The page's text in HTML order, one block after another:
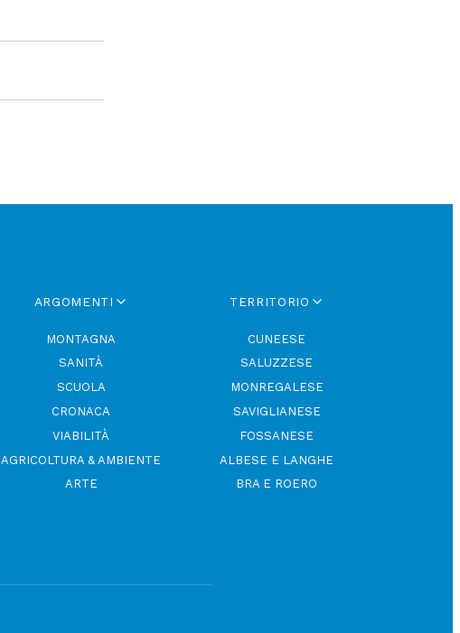
ARGOMENTI
MONTAGNA
SANITÀ
SCUOLA
CRONACA
VIABILITÀ
AGRICOLTURA & AMBIENTE
ARTE
TERRITORIO
CUNEESE
SALUZZESE
MONREGALESE
SAVIGLIANESE
FOSSANESE
ALBESE E LANGHE
BRA E ROERO